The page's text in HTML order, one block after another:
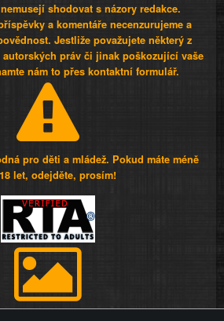
shodovat s názory redakce.
a komentáře necenzurujeme a
Jestliže považujete některý z
práv či jinak poškozující vaše
nám to přes kontaktní formulář.
pro děti a mládež. Pokud máte méně
let, odejděte, prosím!